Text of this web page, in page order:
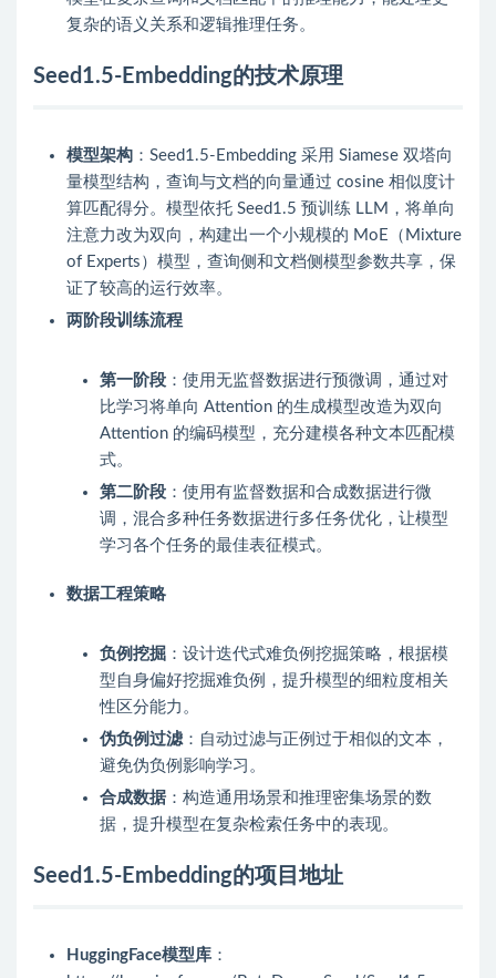
复杂的语义关系和逻辑推理任务。
Seed1.5-Embedding的技术原理
模型架构 ：Seed1.5-Embedding 采用 Siamese 双塔向
量模型结构，查询与文档的向量通过 cosine 相似度计
算匹配得分。模型依托 Seed1.5 预训练 LLM，将单向
注意力改为双向，构建出一个小规模的 MoE（Mixture
of Experts）模型，查询侧和文档侧模型参数共享，保
证了较高的运行效率。
两阶段训练流程
第一阶段 ：使用无监督数据进行预微调，通过对
比学习将单向 Attention 的生成模型改造为双向
Attention 的编码模型，充分建模各种文本匹配模
式。
第二阶段 ：使用有监督数据和合成数据进行微
调，混合多种任务数据进行多任务优化，让模型
学习各个任务的最佳表征模式。
数据工程策略
负例挖掘 ：设计迭代式难负例挖掘策略，根据模
型自身偏好挖掘难负例，提升模型的细粒度相关
性区分能力。
伪负例过滤：自动过滤与正例过于相似的文本，
避免伪负例影响学习。
合成数据 ：构造通用场景和推理密集场景的数
据，提升模型在复杂检索任务中的表现。
Seed1.5-Embedding的项目地址
HuggingFace模型库 ：